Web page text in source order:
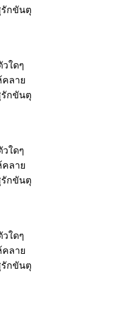
รักขันตุ
ใดๆ
คลาย
รักขันตุ
ใดๆ
คลาย
รักขันตุ
ใดๆ
คลาย
รักขันตุ